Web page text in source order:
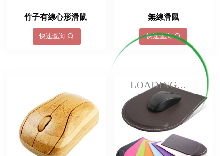
LOADING...
竹子有線心形滑鼠
快速查詢
無線滑鼠
快速查詢